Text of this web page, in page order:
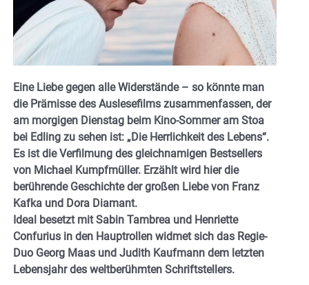
Eine Liebe gegen alle Widerstände – so könnte man
die Prämisse des Auslesefilms zusammenfassen, der
am morgigen Dienstag beim Kino-Sommer am Stoa
bei Edling zu sehen ist: „Die Herrlichkeit des Lebens“.
Es ist die Verfilmung des gleichnamigen Bestsellers
von Michael Kumpfmüller. Erzählt wird hier die
berührende Geschichte der großen Liebe von Franz
Kafka und Dora Diamant.
Ideal besetzt mit Sabin Tambrea und Henriette
Confurius in den Hauptrollen widmet sich das Regie-
Duo Georg Maas und Judith Kaufmann dem letzten
Lebensjahr des weltberühmten Schriftstellers.